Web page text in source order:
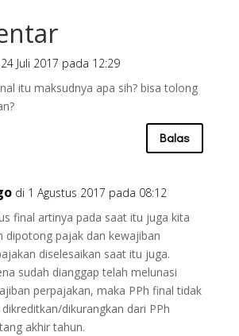
Juli 2017 pada 12:29
itu maksudnya apa sih? bisa tolong
Balas
di 1 Agustus 2017 pada 08:12
final artinya pada saat itu juga kita
dipotong pajak dan kewajiban
diselesaikan saat itu juga.
sudah dianggap telah melunasi
perpajakan, maka PPh final tidak
dikurangkan dari PPh
akhir tahun.